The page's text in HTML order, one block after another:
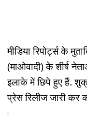
मीडिया रिपोर्ट्स के
(माओवादी) के शीर्ष
इलाके में छिपे हुए हैं.
प्रेस रिलीज जारी कर